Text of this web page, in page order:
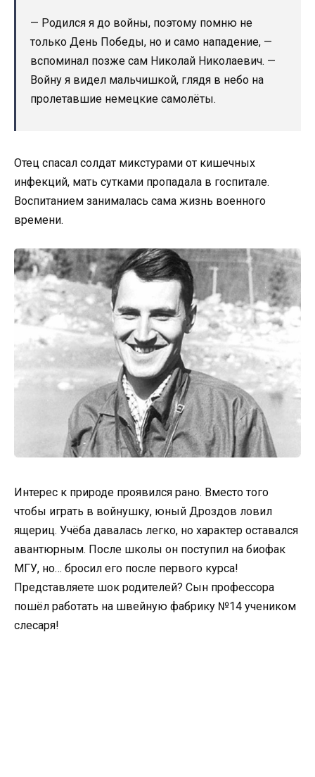
— Родился я до войны, поэтому помню не
только День Победы, но и само нападение, —
вспоминал позже сам Николай Николаевич. —
Войну я видел мальчишкой, глядя в небо на
пролетавшие немецкие самолёты.
Отец спасал солдат микстурами от кишечных
инфекций, мать сутками пропадала в госпитале.
Воспитанием занималась сама жизнь военного
времени.
Интерес к природе проявился рано. Вместо того
чтобы играть в войнушку, юный Дроздов ловил
ящериц. Учёба давалась легко, но характер оставался
авантюрным. После школы он поступил на биофак
МГУ, но… бросил его после первого курса!
Представляете шок родителей? Сын профессора
пошёл работать на швейную фабрику №14 учеником
слесаря!